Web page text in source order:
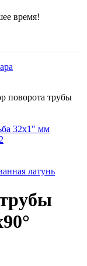
время!
поворота трубы
32х1" мм
латунь